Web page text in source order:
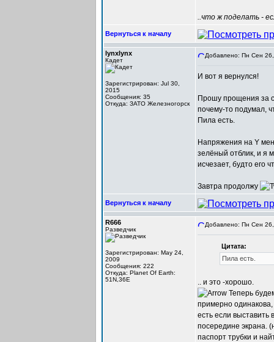
..что ж поделать -
Вернуться к началу
lynxlynx
Кадет
Зарегистрирован: Jul 30,
2015
Сообщения: 35
Откуда: ЗАТО Железногорск
Добавлено: Пн Сен
И вот я вернулся!
Прошу прощения за
почему-то подумал,
Пила есть.
Напряжения на Y
зелёный отблик, и я
исчезает, будто его
Завтра продолжу
Вернуться к началу
R666
Разведчик
Зарегистрирован: May 24,
2009
Сообщения: 222
Откуда: Planet Of Earth:
51N,36E
Добавлено: Пн Сен
Цитата:
Пила есть.
.. и это -хорошо.
Теперь
примерно
есть если выставить
посередине экрана.
паспорт трубки и